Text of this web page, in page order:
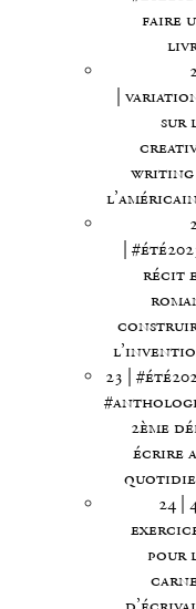
faire
|
sur
writing
|
récit
23 |
2ème
écrire
24 |
pour